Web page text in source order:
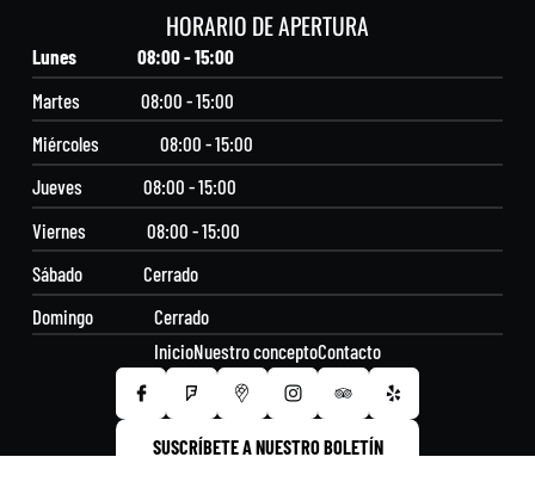
HORARIO DE APERTURA
Lunes
08:00 - 15:00
Martes
08:00 - 15:00
Miércoles
08:00 - 15:00
Jueves
08:00 - 15:00
Viernes
08:00 - 15:00
Sábado
Cerrado
Domingo
Cerrado
InicioNuestro conceptoContacto
SUSCRÍBETE A NUESTRO BOLETÍN